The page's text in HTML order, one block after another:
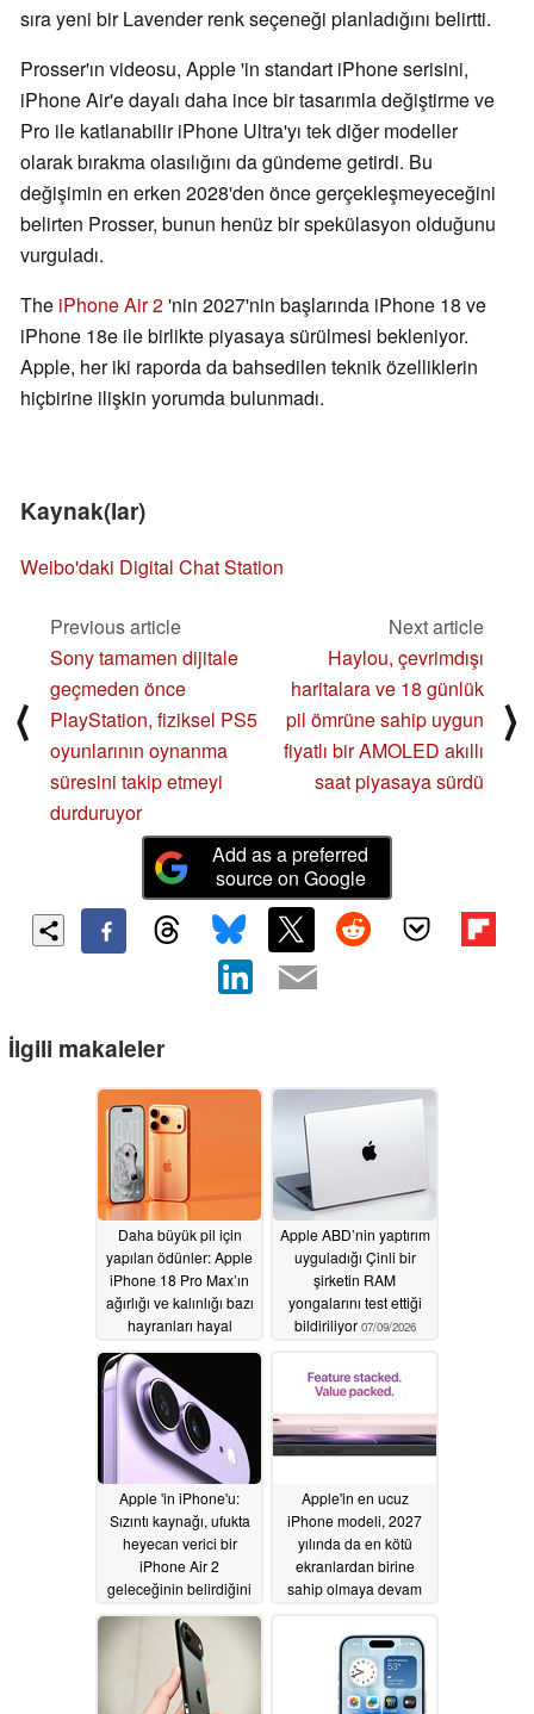
sıra yeni bir Lavender renk seçeneği planladığını belirtti.
Prosser'ın videosu, Apple 'in standart iPhone serisini,
iPhone Air'e dayalı daha ince bir tasarımla değiştirme ve
Pro ile katlanabilir iPhone Ultra'yı tek diğer modeller
olarak bırakma olasılığını da gündeme getirdi. Bu
değişimin en erken 2028'den önce gerçekleşmeyeceğini
belirten Prosser, bunun henüz bir spekülasyon olduğunu
vurguladı.
The iPhone Air 2'nin 2027'nin başlarında iPhone 18 ve
iPhone 18e ile birlikte piyasaya sürülmesi bekleniyor.
Apple, her iki raporda da bahsedilen teknik özelliklerin
hiçbirine ilişkin yorumda bulunmadı.
Kaynak(lar)
Weibo'daki Digital Chat Station
⟨
Previous article
Sony tamamen dijitale
geçmeden önce
PlayStation, fiziksel PS5
oyunlarının oynanma
süresini takip etmeyi
durduruyor
Next article
Haylou, çevrimdışı
haritalara ve 18 günlük
pil ömrüne sahip uygun
fiyatlı bir AMOLED akıllı
saat piyasaya sürdü
⟩
Add as a preferred
source on Google
İlgili makaleler
Daha büyük pil için
yapılan ödünler: Apple
iPhone 18 Pro Max’ın
ağırlığı ve kalınlığı bazı
hayranları hayal
07/09/2026
Apple ABD’nin yaptırım
uyguladığı Çinli bir
şirketin RAM
yongalarını test ettiği
bildiriliyor 07/09/2026
Apple 'in iPhone'u:
Sızıntı kaynağı, ufukta
heyecan verici bir
iPhone Air 2
geleceğinin belirdiğini
07/04/2026
Apple'in en ucuz
iPhone modeli, 2027
yılında da en kötü
ekranlardan birine
sahip olmaya devam
kaynağı, iPhone 18 ve
iPhone Air 2'nin teknik
özellikleri hakkında
ipuçları verdi06/29/2026